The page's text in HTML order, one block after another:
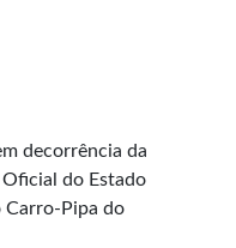
decorrência da
do Estado
Carro-Pipa do